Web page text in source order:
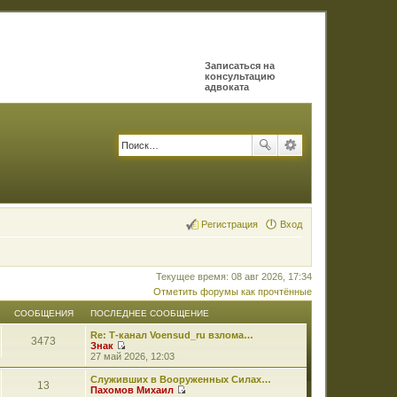
Записаться на
консультацию
адвоката
Вход
Регистрация
Текущее время: 08 авг 2026, 17:34
Отметить форумы как прочтённые
СООБЩЕНИЯ ПОСЛЕДНЕЕ СООБЩЕНИЕ
3473
Re: Т-канал Voensud_ru взлома…
Знак
П
е
р
е
27 май 2026, 12:03
13
Служивших в Вооруженных Силах…
Пахомов Михаил